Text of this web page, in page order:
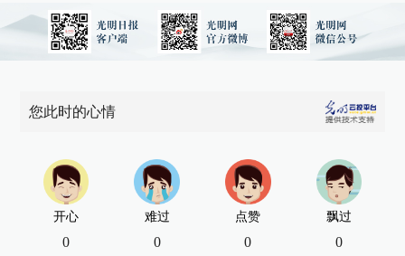
您此时的心情
开心
0
难过
0
点赞
0
飘过
0